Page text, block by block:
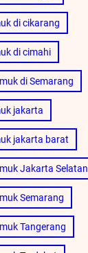
di cikarang
di cimahi
di Semarang
jakarta
jakarta barat
Jakarta Selatan
Semarang
Tangerang